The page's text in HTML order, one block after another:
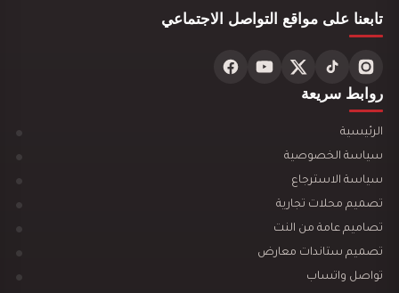
تصميم ديكور محل ألعاب أطفال مودرن
تصميم ديكور مكتبة وقرطاسية يجذب العملاء ويزيد…
تابعنا على مواقع التواصل الاجتماعي
روابط سريعة
الرئيسية
سياسة الخصوصية
سياسة الاسترجاع
تصميم محلات تجارية
تصاميم عامة من النت
تصميم ستاندات معارض
تواصل واتساب